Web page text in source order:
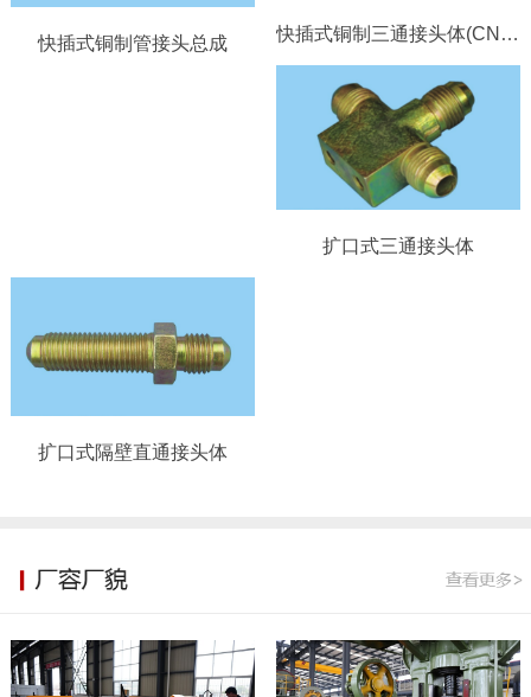
快插式铜制管接头总成 快插式铜制三通接头体(CN8-ϕ6）
扩口式三通接头体
扩口式隔壁直通接头体